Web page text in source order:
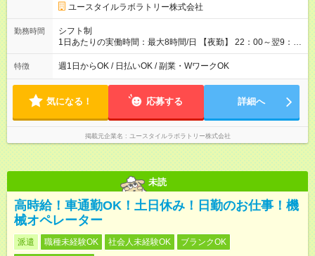
ユースタイルラボラトリー株式会社
勤務時間
シフト制
1日あたりの実働時間：最大8時間/日 【夜勤】 22：00～翌9：
00 ※週1日～OK ／ 夜勤専従 ＊＊ 勤務時間例 ＊＊ ■22時か
ら翌7時 ■23時から翌8時 ■24時から翌9時 など ※上記の時間
ます。 ※曜日固定（毎週同じ曜日での勤務となります）
特徴 週1日からOK / 日払いOK / 副業・WワークOK
気になる！ 応募する 詳細へ
掲載元企業名 ユースタイルラボラトリー株式会社
未読
高時給！車通勤OK！土日休み！日勤のお仕事！機
械オペレーター
派遣 職種未経験OK 社会人未経験OK
ブランクOK